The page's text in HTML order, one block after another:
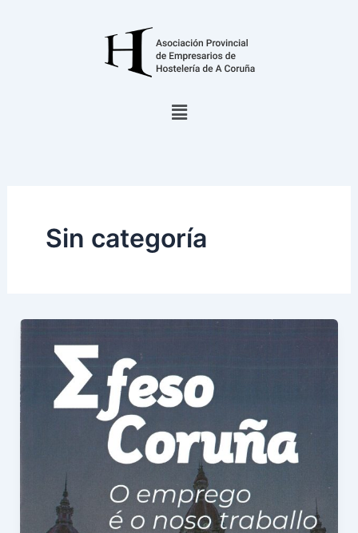
Menú
Sin categoría